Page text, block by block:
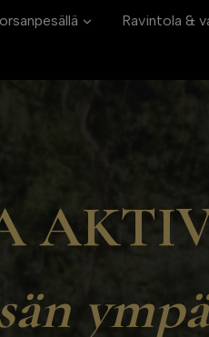
Ravintola &